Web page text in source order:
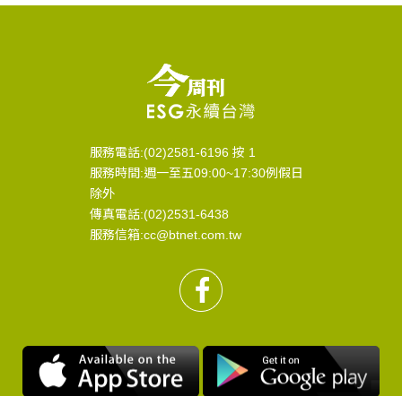
服務電話:(02)2581-6196 按 1
服務時間:週一至五09:00~17:30例假日
除外
傳真電話:(02)2531-6438
服務信箱:cc@btnet.com.tw